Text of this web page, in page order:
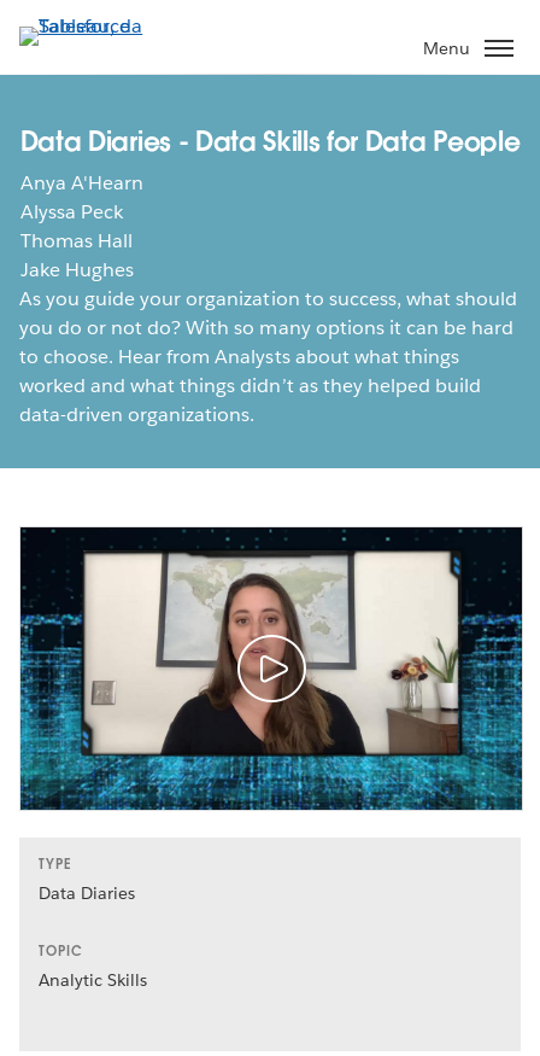
Passa
contenuto
Menu
Data Diaries - Data Skills for Data People
Anya A'Hearn
Alyssa Peck
Thomas Hall
Jake Hughes
As you guide your organization to success, what should
you do or not do? With so many options it can be hard
to choose. Hear from Analysts about what things
worked and what things didn’t as they helped build
data-driven organizations.
TYPE
Data Diaries
TOPIC
Analytic Skills